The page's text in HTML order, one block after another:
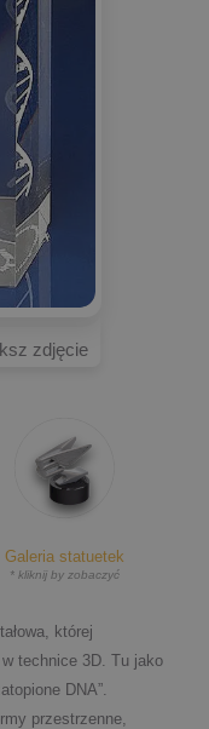
zdjęcie
Galeria statuetek
* kliknij by zobaczyć
której
technice 3D. Tu jako
DNA”.
przestrzenne,